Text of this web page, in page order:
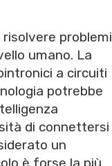
risolvere problemi
umano. La
a circuiti
potrebbe
di connettersi
un